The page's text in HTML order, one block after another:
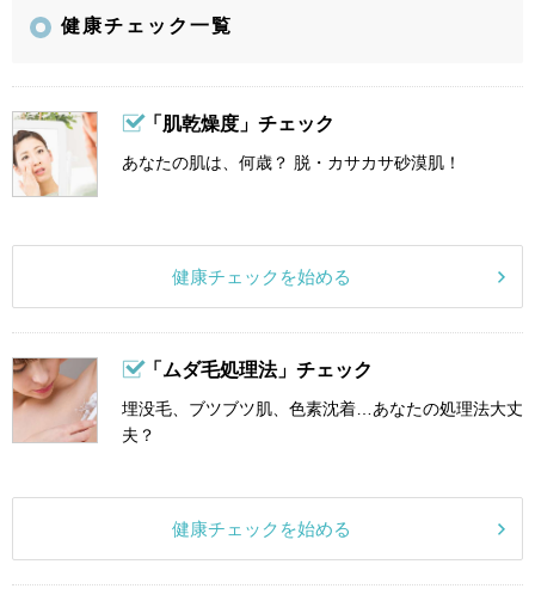
健康チェック一覧
「肌乾燥度」チェック
あなたの肌は、何歳？ 脱・カサカサ砂漠肌！
健康チェックを始める
「ムダ毛処理法」チェック
埋没毛、ブツブツ肌、色素沈着…あなたの処理法大丈
夫？
健康チェックを始める